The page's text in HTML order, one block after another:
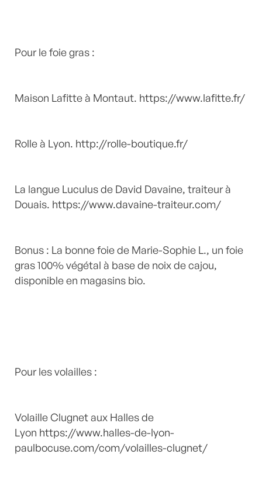
Pour le foie gras :
Maison Lafitte à Montaut. https://www.lafitte.fr/
Rolle à Lyon. http://rolle-boutique.fr/
La langue Luculus de David Davaine, traiteur à
Douais. https://www.davaine-traiteur.com/
Bonus : La bonne foie de Marie-Sophie L., un foie
gras 100% végétal à base de noix de cajou,
disponible en magasins bio.
Pour les volailles :
Volaille Clugnet aux Halles de
Lyon https://www.halles-de-lyon-
paulbocuse.com/com/volailles-clugnet/